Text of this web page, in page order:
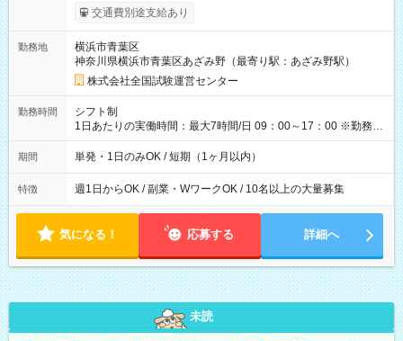
※勤務回数により昇給あり 【即給（前払い）オプションあ
り！】 希望される場合、勤務から1週間ほどで給与の一部を受け
例】 ・河合塾模擬試験 8:30～17:30（休憩1時間） 時給1,300円
×8時間＝日収10,400円＋交通費 ※当日の役割により時給＋100
円の場合あり ・国家試験 7:00～13:30（休憩なし） 時給1,300
円（役割手当＋100円）×6時間＝日収8,400円＋交通費 【試用期
間】試用期間なし
交通費別途支給あり
勤務地
横浜市青葉区
神奈川県横浜市青葉区あざみ野（最寄り駅：あざみ野駅）
株式会社全国試験運営センター
勤務時間
シフト制
1日あたりの実働時間：最大7時間/日 09：00～17：00 ※勤務時
間は 試験により異なります。
期間 単発・1日のみOK / 短期（1ヶ月以内）
特徴 週1日からOK / 副業・WワークOK / 10名以上の大量募集
気になる！ 応募する 詳細へ
未読